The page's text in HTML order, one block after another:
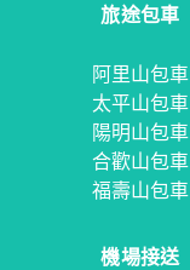
旅途包車
阿里山包車
太平山包車
陽明山包車
合歡山包車
福壽山包車
機場接送